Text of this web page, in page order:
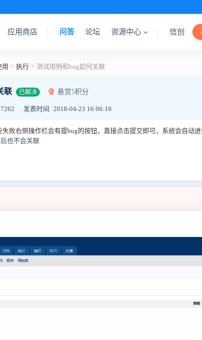
应用商店 问答 论坛 资源中心 信创
用 > 执行 > 测试用例和bug如何关联
联 已解决 悬赏5积分
7262 发表时间 2018-04-23 16:06:16
失败右侧操作栏会有提bug的按钮，直接点击提交即可，系统会自动
也不会关联